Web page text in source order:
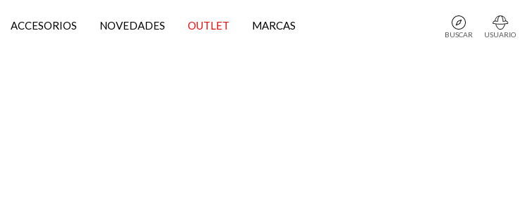
ACCESORIOS NOVEDADES OUTLET MARCAS
BUSCAR USUARIO